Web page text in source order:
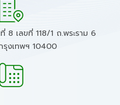
8 เลขที่ 118/1 ถ.พระราม 6
งเทพฯ 10400